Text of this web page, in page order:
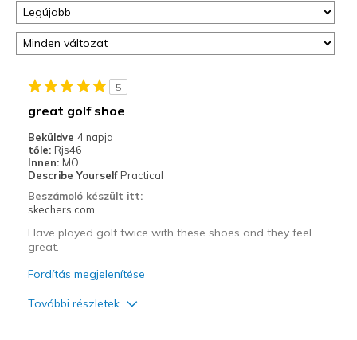
5
great golf shoe
Beküldve 4 napja
tőle: Rjs46
Innen: MO
Describe Yourself Practical
Beszámoló készült itt:
skechers.com
Have played golf twice with these shoes and they feel
great.
Fordítás megjelenítése
További részletek